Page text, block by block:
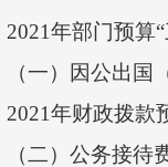
年部门预算“
）因公出国
年财政拨款预
）公务接待